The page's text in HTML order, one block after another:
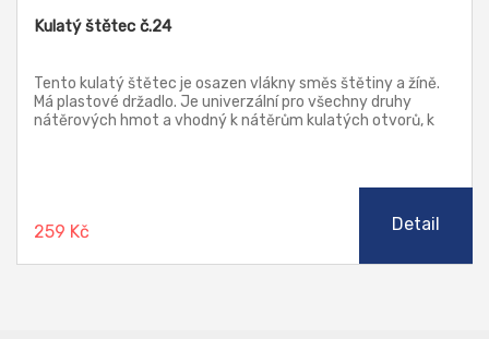
Kulatý štětec č.24
Tento kulatý štětec je osazen vlákny směs štětiny a žíně.
Má plastové držadlo. Je univerzální pro všechny druhy
nátěrových hmot a vhodný k nátěrům kulatých otvorů, k
259 Kč Detail